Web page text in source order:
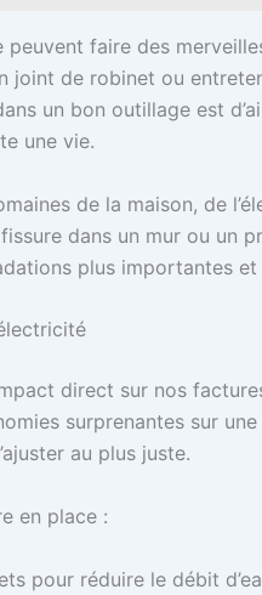
faire des
joint de robinet ou
un bon outillage est
une vie.
de la maison, de
dans un mur ou un
plus importantes et
direct sur nos
surprenantes sur
au plus juste.
en place :
pour réduire le débit